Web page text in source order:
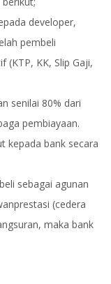
developer,
pembeli
(KTP, KK, Slip Gaji,
senilai 80% dari
pembiayaan.
kepada bank secara
sebagai agunan
(cedera
maka bank